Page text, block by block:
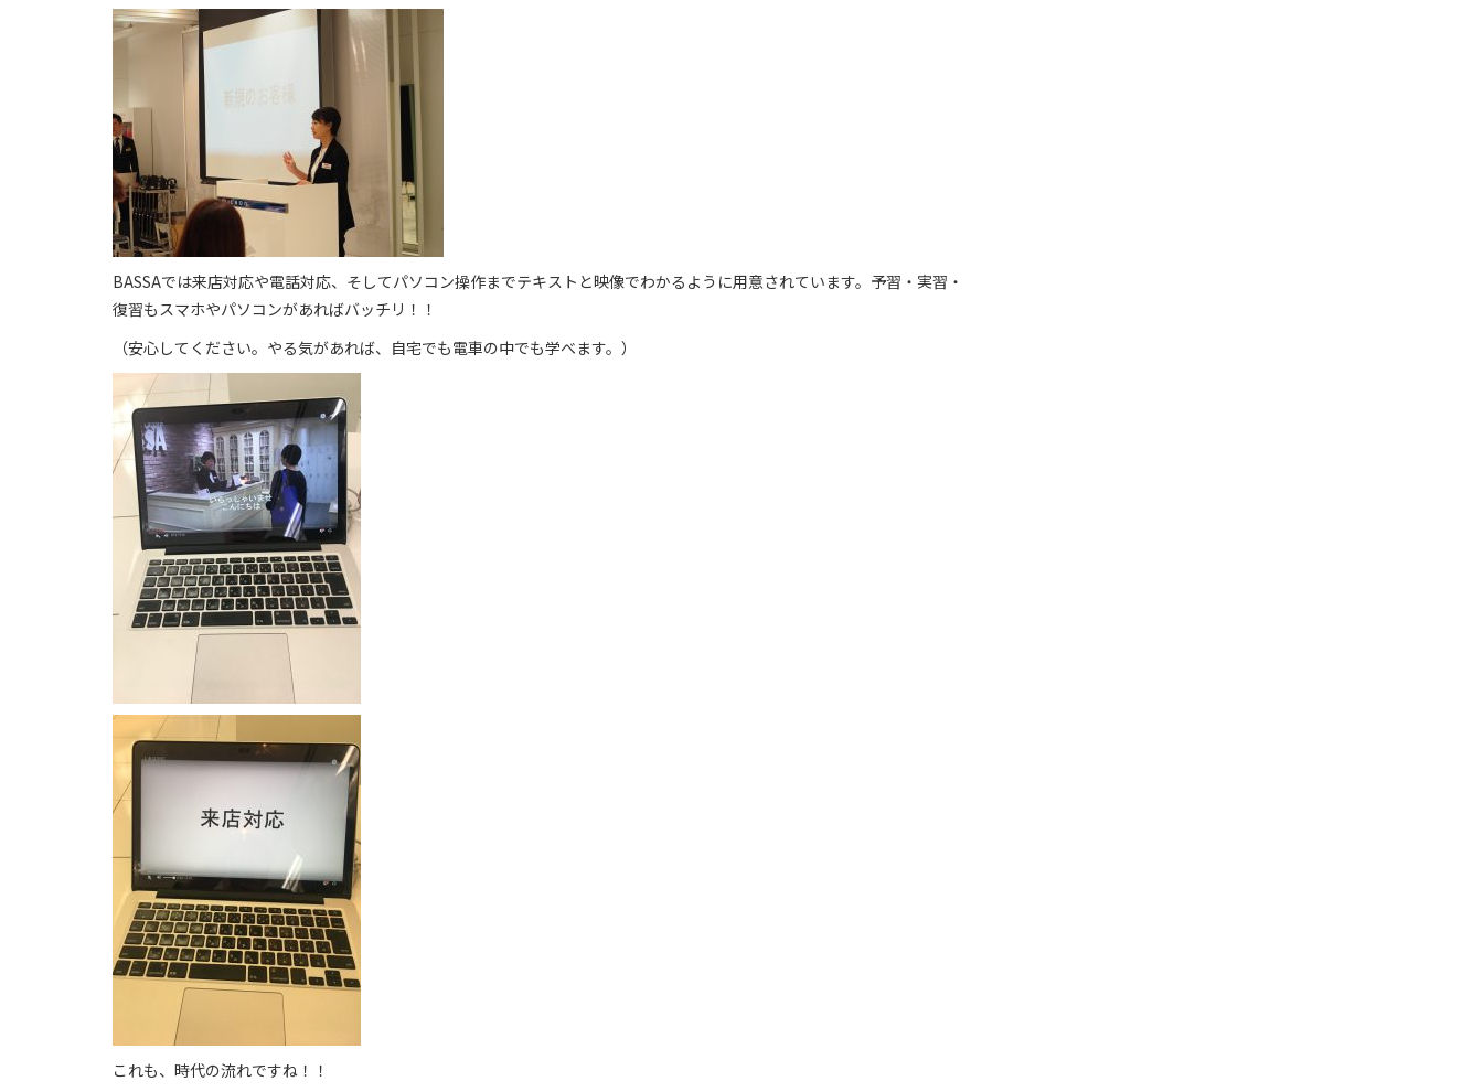
BASSAでは来店対応や電話対応、そしてパソコン操作までテキストと映像でわかるように用意されています。予習・実習・
復習もスマホやパソコンがあればバッチリ！！
（安心してください。やる気があれば、自宅でも電車の中でも学べます。）
これも、時代の流れですね！！